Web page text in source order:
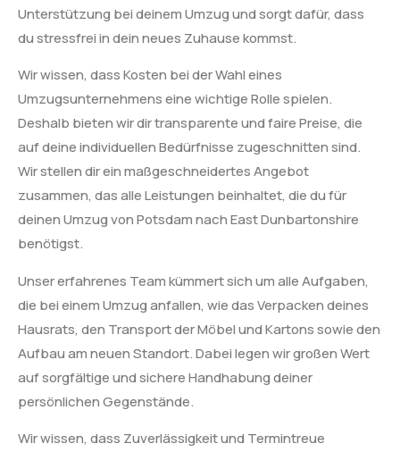
Unterstützung bei deinem Umzug und sorgt dafür, dass
du stressfrei in dein neues Zuhause kommst.
Wir wissen, dass Kosten bei der Wahl eines
Umzugsunternehmens eine wichtige Rolle spielen.
Deshalb bieten wir dir transparente und faire Preise, die
auf deine individuellen Bedürfnisse zugeschnitten sind.
Wir stellen dir ein maßgeschneidertes Angebot
zusammen, das alle Leistungen beinhaltet, die du für
deinen Umzug von Potsdam nach East Dunbartonshire
benötigst.
Unser erfahrenes Team kümmert sich um alle Aufgaben,
die bei einem Umzug anfallen, wie das Verpacken deines
Hausrats, den Transport der Möbel und Kartons sowie den
Aufbau am neuen Standort. Dabei legen wir großen Wert
auf sorgfältige und sichere Handhabung deiner
persönlichen Gegenstände.
Wir wissen, dass Zuverlässigkeit und Termintreue